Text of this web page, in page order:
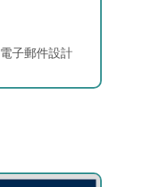
電子郵件設計